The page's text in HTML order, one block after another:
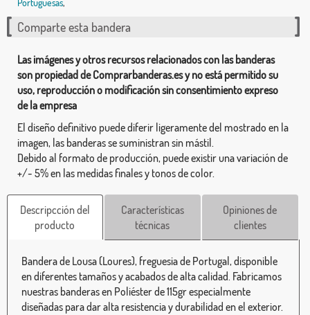
Portuguesas,
Comparte esta bandera
Las imágenes y otros recursos relacionados con las banderas
son propiedad de Comprarbanderas.es y no está permitido su
uso, reproducción o modificación sin consentimiento expreso
de la empresa
El diseño definitivo puede diferir ligeramente del mostrado en la
imagen, las banderas se suministran sin mástil.
Debido al formato de producción, puede existir una variación de
+/- 5% en las medidas finales y tonos de color.
Descripcción del
producto
Características
técnicas
Opiniones de
clientes
Bandera de Lousa (Loures), freguesia de Portugal, disponible
en diferentes tamaños y acabados de alta calidad. Fabricamos
nuestras banderas en Poliéster de 115gr especialmente
diseñadas para dar alta resistencia y durabilidad en el exterior.